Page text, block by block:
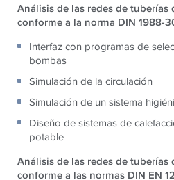
Análisis de las redes de tuberías
conforme a la norma DIN 1988-
Interfaz con programas de
bombas
Simulación de la circulación
Simulación de un sistema
Diseño de sistemas de
potable
Análisis de las redes de tuberías
conforme a las normas DIN EN